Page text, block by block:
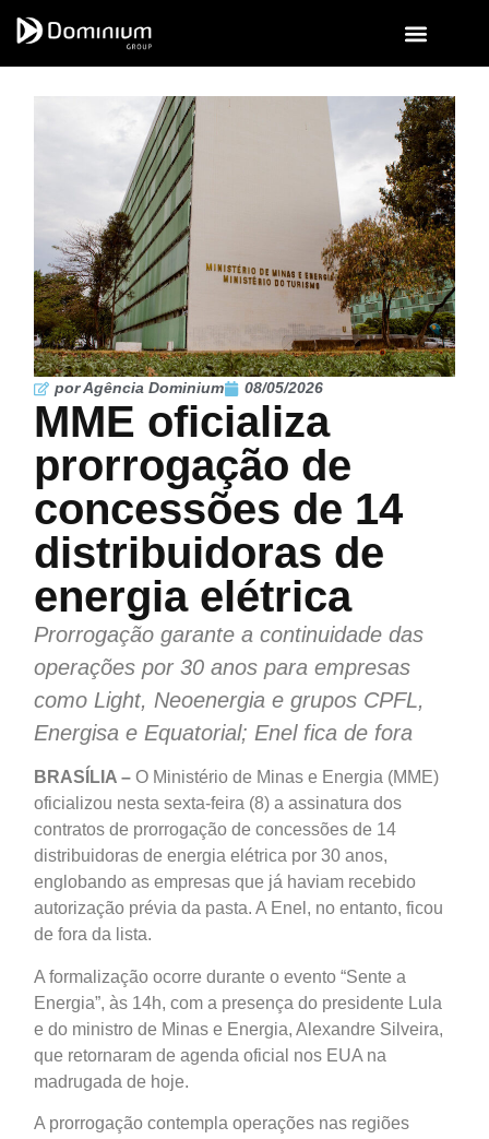
por Agência Dominium 08/05/2026
MME oficializa
prorrogação de
concessões de 14
distribuidoras de
energia elétrica
Prorrogação garante a continuidade das
operações por 30 anos para empresas
como Light, Neoenergia e grupos CPFL,
Energisa e Equatorial; Enel fica de fora
BRASÍLIA –O Ministério de Minas e Energia (MME)
oficializou nesta sexta-feira (8) a assinatura dos
contratos de prorrogação de concessões de 14
distribuidoras de energia elétrica por 30 anos,
englobando as empresas que já haviam recebido
autorização prévia da pasta. A Enel, no entanto, ficou
de fora da lista.
A formalização ocorre durante o evento “Sente a
Energia”, às 14h, com a presença do presidente Lula
e do ministro de Minas e Energia, Alexandre Silveira,
que retornaram de agenda oficial nos EUA na
madrugada de hoje.
A prorrogação contempla operações nas regiões